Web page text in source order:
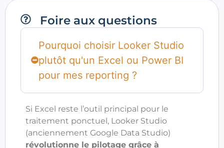
Foire aux questions
Pourquoi choisir Looker Studio
plutôt qu'un Excel ou Power BI
pour mes reporting ?
Si Excel reste l’outil principal pour le
traitement ponctuel, Looker Studio
(anciennement Google Data Studio)
révolutionne le pilotage grâce à